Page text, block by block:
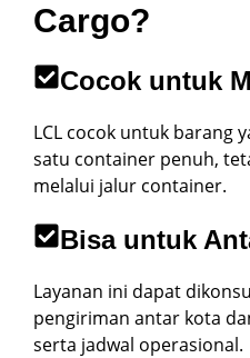
Cargo?
Cocok untuk
LCL cocok untuk barang
satu container penuh,
melalui jalur container.
Bisa untuk
Layanan ini dapat
pengiriman antar kota
serta jadwal operasional.